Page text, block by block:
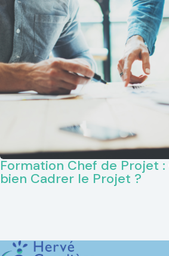
Formation Chef de Projet
bien Cadrer le Projet ?